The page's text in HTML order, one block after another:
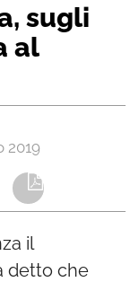
sugli
al
2019
il
detto che